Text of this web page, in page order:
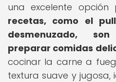
una excelente opción
recetas, como el
desmenuzado,
preparar comidas
cocinar la carne a
textura suave y